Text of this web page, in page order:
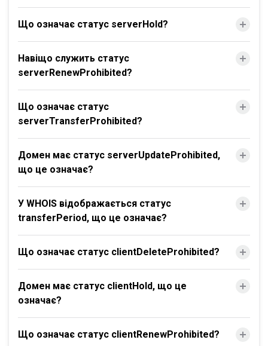
Що означає статус serverHold?
Навіщо служить статус
serverRenewProhibited?
Що означає статус
serverTransferProhibited?
Домен має статус serverUpdateProhibited,
що це означає?
У WHOIS відображається статус
transferPeriod, що це означає?
Що означає статус clientDeleteProhibited?
Домен має статус clientHold, що це
означає?
Що означає статус clientRenewProhibited?